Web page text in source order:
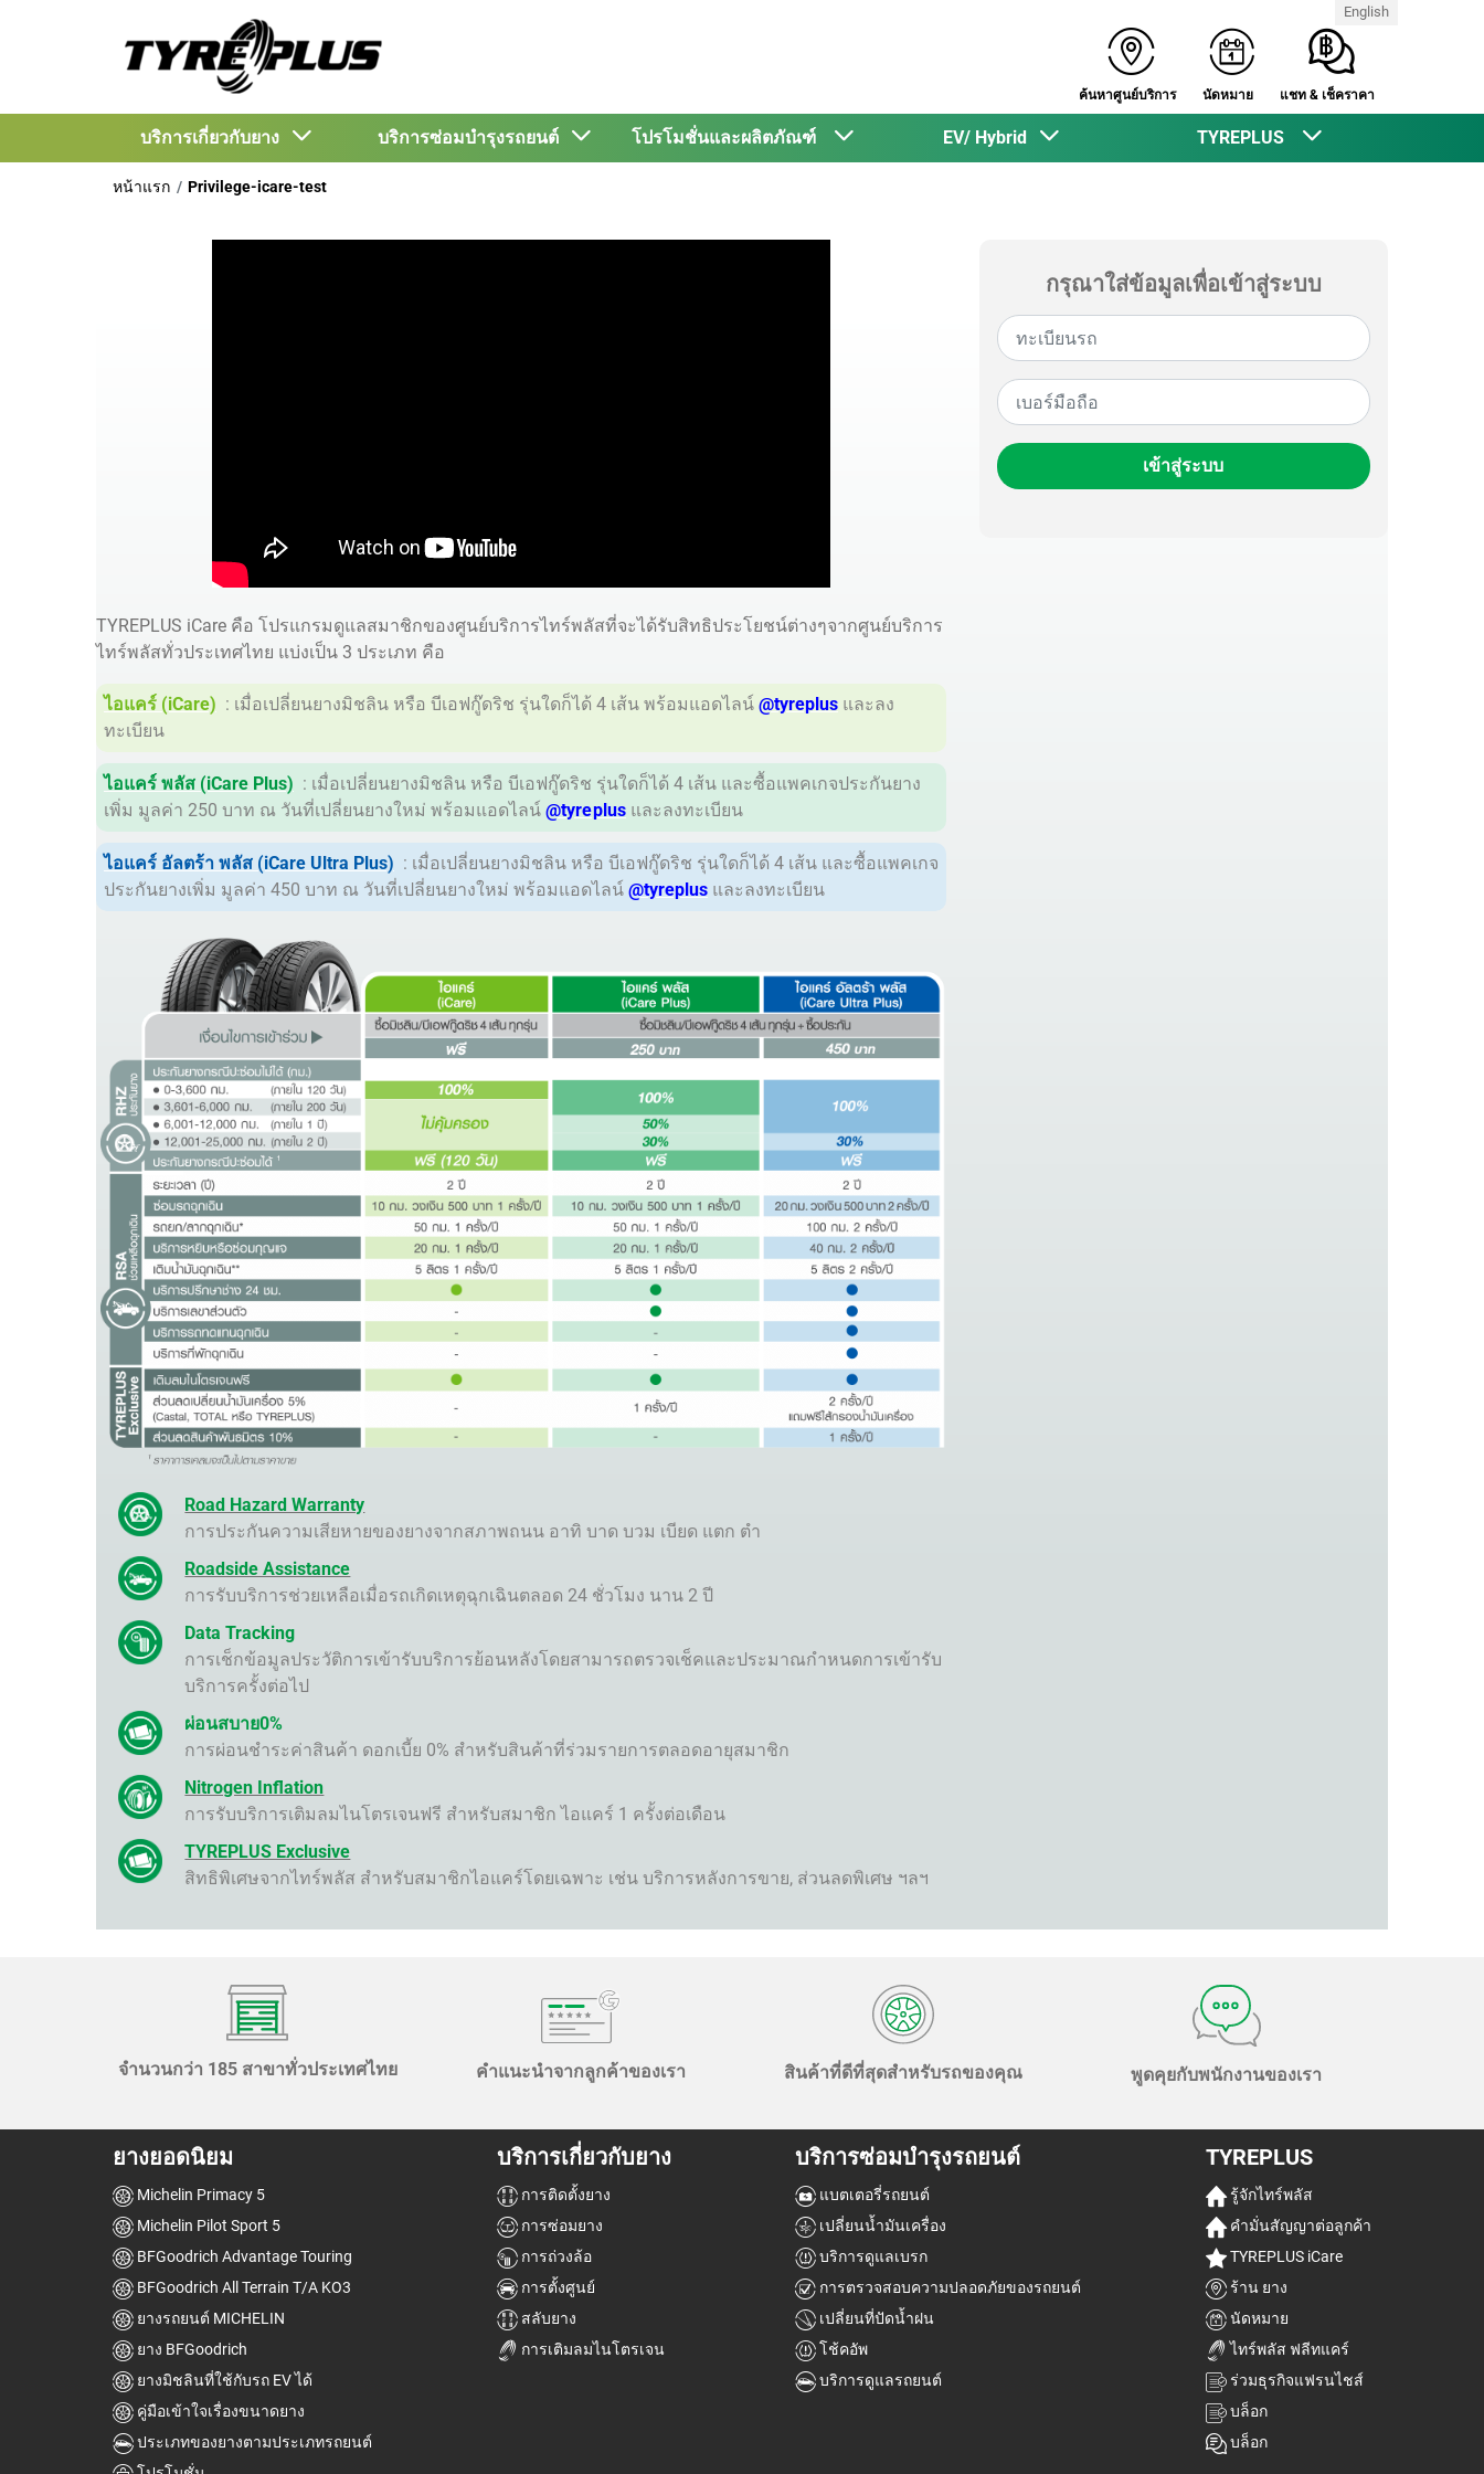
ค้นหาศูนย์บริการ นัดหมาย แชท & เช็คราคา
English
บริการเกี่ยวกับยาง บริการซ่อมบำรุงรถยนต์ โปรโมชั่นและผลิตภัณฑ์ EV/ Hybrid TYREPLUS
หน้าแรก Privilege-icare-test
กรุณาใส่ข้อมูลเพื่อเข้าสู่ระบบ
TYREPLUS iCare คือ โปรแกรมดูแลสมาชิกของศูนย์บริการไทร์พลัสที่จะได้รับสิทธิประโยชน์ต่างๆจากศูนย์บริการ
ไทร์พลัสทั่วประเทศไทย แบ่งเป็น 3 ประเภท คือ
ไอแคร์ (iCare) : เมื่อเปลี่ยนยางมิชลิน หรือ บีเอฟกู๊ดริช รุ่นใดก็ได้ 4 เส้น พร้อมแอดไลน์ @tyreplus และลง
ทะเบียน
ไอแคร์ พลัส (iCare Plus) : เมื่อเปลี่ยนยางมิชลิน หรือ บีเอฟกู๊ดริช รุ่นใดก็ได้ 4 เส้น และซื้อแพคเกจประกันยาง
เพิ่ม มูลค่า 250 บาท ณ วันที่เปลี่ยนยางใหม่ พร้อมแอดไลน์ @tyreplus และลงทะเบียน
ไอแคร์ อัลตร้า พลัส (iCare Ultra Plus) : เมื่อเปลี่ยนยางมิชลิน หรือ บีเอฟกู๊ดริช รุ่นใดก็ได้ 4 เส้น และซื้อแพคเกจ
ประกันยางเพิ่ม มูลค่า 450 บาท ณ วันที่เปลี่ยนยางใหม่ พร้อมแอดไลน์ @tyreplus และลงทะเบียน
Road Hazard Warranty
การประกันความเสียหายของยางจากสภาพถนน อาทิ บาด บวม เบียด แตก ตำ
Roadside Assistance
การรับบริการช่วยเหลือเมื่อรถเกิดเหตุฉุกเฉินตลอด 24 ชั่วโมง นาน 2 ปี
Data Tracking
การเช็กข้อมูลประวัติการเข้ารับบริการย้อนหลังโดยสามารถตรวจเช็คและประมาณกำหนดการเข้ารับ
บริการครั้งต่อไป
ผ่อนสบาย0%
การผ่อนชำระค่าสินค้า ดอกเบี้ย 0% สำหรับสินค้าที่ร่วมรายการตลอดอายุสมาชิก
Nitrogen Inflation
การรับบริการเติมลมไนโตรเจนฟรี สำหรับสมาชิก ไอแคร์ 1 ครั้งต่อเดือน
TYREPLUS Exclusive
สิทธิพิเศษจากไทร์พลัส สำหรับสมาชิกไอแคร์โดยเฉพาะ เช่น บริการหลังการขาย, ส่วนลดพิเศษ ฯลฯ
จำนวนกว่า 185 สาขาทั่วประเทศไทย คำแนะนำจากลูกค้าของเรา สินค้าที่ดีที่สุดสำหรับรถของคุณ พูดคุยกับพนักงานของเรา
ยางยอดนิยม
Michelin Primacy 5
Michelin Pilot Sport 5
BFGoodrich Advantage Touring
BFGoodrich All Terrain T/A KO3
ยางรถยนต์ MICHELIN
ยาง BFGoodrich
ยางมิชลินที่ใช้กับรถ EV ได้
คู่มือเข้าใจเรื่องขนาดยาง
ประเภทของยางตามประเภทรถยนต์
บริการเกี่ยวกับยาง
การติดตั้งยาง
การซ่อมยาง
การถ่วงล้อ
การตั้งศูนย์
สลับยาง
การเติมลมไนโตรเจน
บริการซ่อมบำรุงรถยนต์
แบตเตอรี่รถยนต์
เปลี่ยนน้ำมันเครื่อง
บริการดูแลเบรก
การตรวจสอบความปลอดภัยของรถยนต์
เปลี่ยนที่ปัดน้ำฝน
โช้คอัพ
บริการดูแลรถยนต์
TYREPLUS
รู้จักไทร์พลัส
คำมั่นสัญญาต่อลูกค้า
TYREPLUS iCare
ร้าน ยาง
นัดหมาย
ไทร์พลัส ฟลีทแคร์
ร่วมธุรกิจแฟรนไชส์
บล็อก
บล็อก